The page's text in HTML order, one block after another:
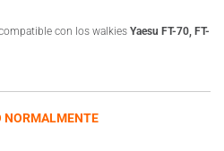
con los walkies Yaesu FT-70, FT-
NORMALMENTE